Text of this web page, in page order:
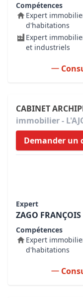
Compétences
Expert
d'habitations
Expert
et industriels
CABINET
immobilier -
Demander un
Expert
ZAGO FRANÇOIS
Compétences
Expert
d'habitations